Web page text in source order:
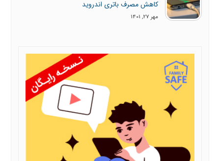
کاهش مصرف باتری اندروید
مهر 27, 1401